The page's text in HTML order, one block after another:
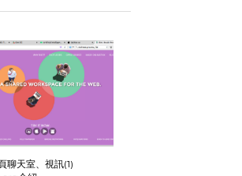
聊天室、視訊(1)